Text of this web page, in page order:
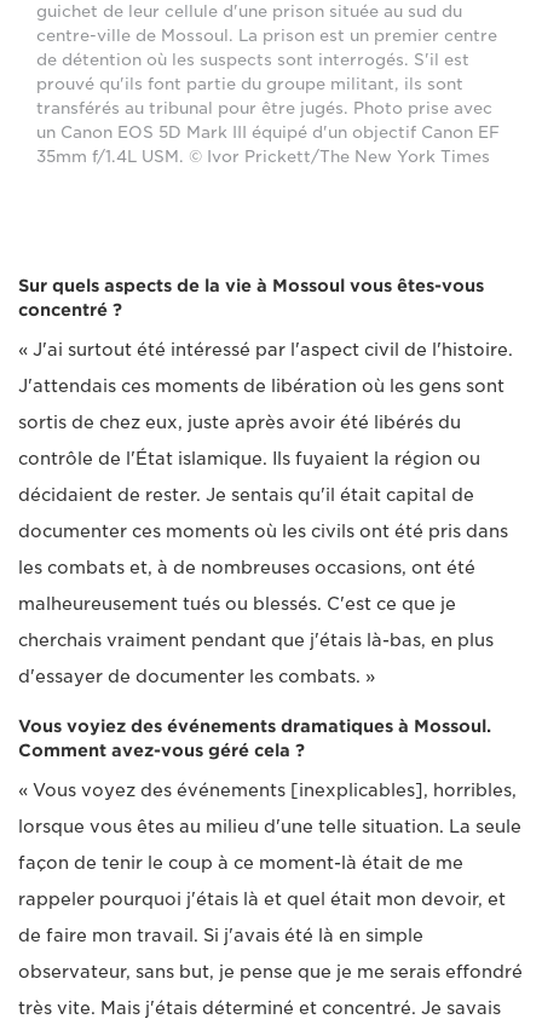
guichet de leur cellule d'une prison située au sud du
centre-ville de Mossoul. La prison est un premier centre
de détention où les suspects sont interrogés. S'il est
prouvé qu'ils font partie du groupe militant, ils sont
transférés au tribunal pour être jugés. Photo prise avec
un Canon EOS 5D Mark III équipé d'un objectif Canon EF
35mm f/1.4L USM. © Ivor Prickett/The New York Times
Sur quels aspects de la vie à Mossoul vous êtes-vous
concentré ?
« J'ai surtout été intéressé par l'aspect civil de l'histoire.
J'attendais ces moments de libération où les gens sont
sortis de chez eux, juste après avoir été libérés du
contrôle de l'État islamique. Ils fuyaient la région ou
décidaient de rester. Je sentais qu'il était capital de
documenter ces moments où les civils ont été pris dans
les combats et, à de nombreuses occasions, ont été
malheureusement tués ou blessés. C'est ce que je
cherchais vraiment pendant que j'étais là-bas, en plus
d'essayer de documenter les combats. »
Vous voyiez des événements dramatiques à Mossoul.
Comment avez-vous géré cela ?
« Vous voyez des événements [inexplicables], horribles,
lorsque vous êtes au milieu d'une telle situation. La seule
façon de tenir le coup à ce moment-là était de me
rappeler pourquoi j'étais là et quel était mon devoir, et
de faire mon travail. Si j'avais été là en simple
observateur, sans but, je pense que je me serais effondré
très vite. Mais j'étais déterminé et concentré. Je savais